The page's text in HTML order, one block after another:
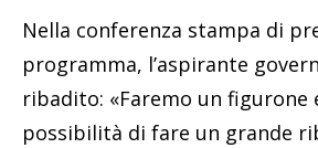
Nella conferenza stampa di
programma, l’aspirante
ribadito: «Faremo un figurone
possibilità di fare un grande